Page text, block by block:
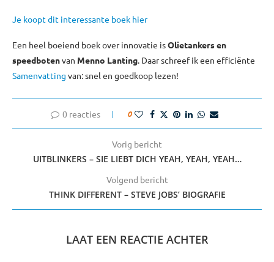
Je koopt dit interessante boek hier
Een heel boeiend boek over innovatie isOlietankers en
speedbotenvan Menno Lanting. Daar schreef ik een efficiënte
Samenvatting van: snel en goedkoop lezen!
0 reacties 0
Vorig bericht
UITBLINKERS – SIE LIEBT DICH YEAH, YEAH, YEAH…
Volgend bericht
THINK DIFFERENT – STEVE JOBS’ BIOGRAFIE
LAAT EEN REACTIE ACHTER